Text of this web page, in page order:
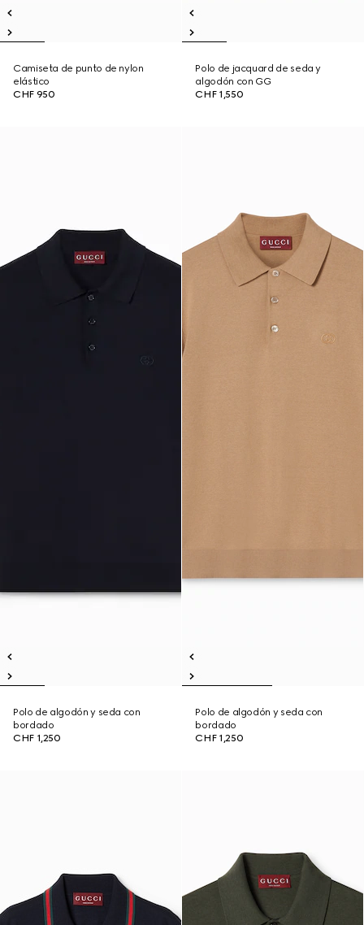
Camiseta de punto de nylon
elástico
CHF 950
Polo de jacquard de seda y
algodón con GG
CHF 1,550
Polo de algodón y seda con
bordado
CHF 1,250
Polo de algodón y seda con
bordado
CHF 1,250